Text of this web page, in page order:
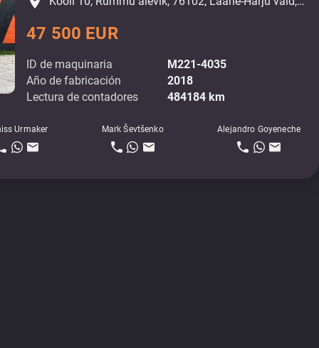
ID de maquinaria
M221-4035
Año de fabricación
2018
Lectura de contadores
484184 km
Urmaker Mark Ševtšenko Alejandro Goyeneche
47 500 EUR